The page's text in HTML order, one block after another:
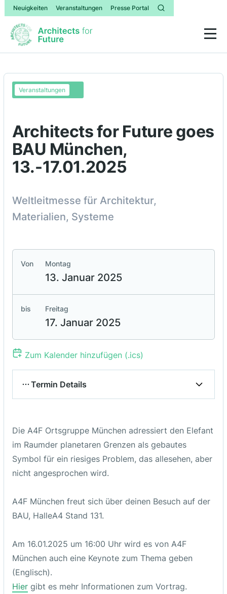
Neuigkeiten Veranstaltungen Presse Portal
Veranstaltungen
Architects for Future goes
BAU München,
13.-17.01.2025
Weltleitmesse für Architektur,
Materialien, Systeme
Von Montag
13. Januar 2025
bis Freitag
17. Januar 2025
Zum Kalender hinzufügen (.ics)
Termin Details
Trade Fair Center Messe München
Am Messeturm, 81829 München
Die A4F Ortsgruppe München adressiert den Elefant
im Raumder planetaren Grenzen als gebautes
Symbol für ein riesiges Problem, das allesehen, aber
nicht angesprochen wird.
A4F München freut sich über deinen Besuch auf der
BAU, HalleA4 Stand 131.
Am 16.01.2025 um 16:00 Uhr wird es von A4F
München auch eine Keynote zum Thema geben
(Englisch).
Hiergibt es mehr Informationen zum Vortrag.